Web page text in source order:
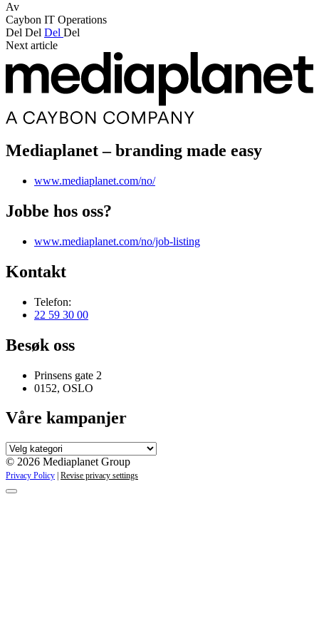
Av
Caybon IT Operations
Del Del Del Del
Next article
Mediaplanet – branding made easy
www.mediaplanet.com/no/
Jobbe hos oss?
www.mediaplanet.com/no/job-listing
Kontakt
Telefon:
22 59 30 00
Besøk oss
Prinsens gate 2
0152, OSLO
Våre kampanjer
Våre
kampanjer
© 2026 Mediaplanet Group
Privacy Policy Revise privacy settings